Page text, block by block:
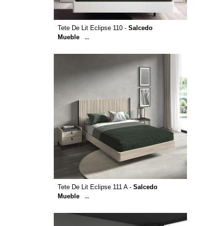
Tete De Lit Eclipse 110 - Salcedo
Mueble
...
Tete De Lit Eclipse 111 A - Salcedo
Mueble
...